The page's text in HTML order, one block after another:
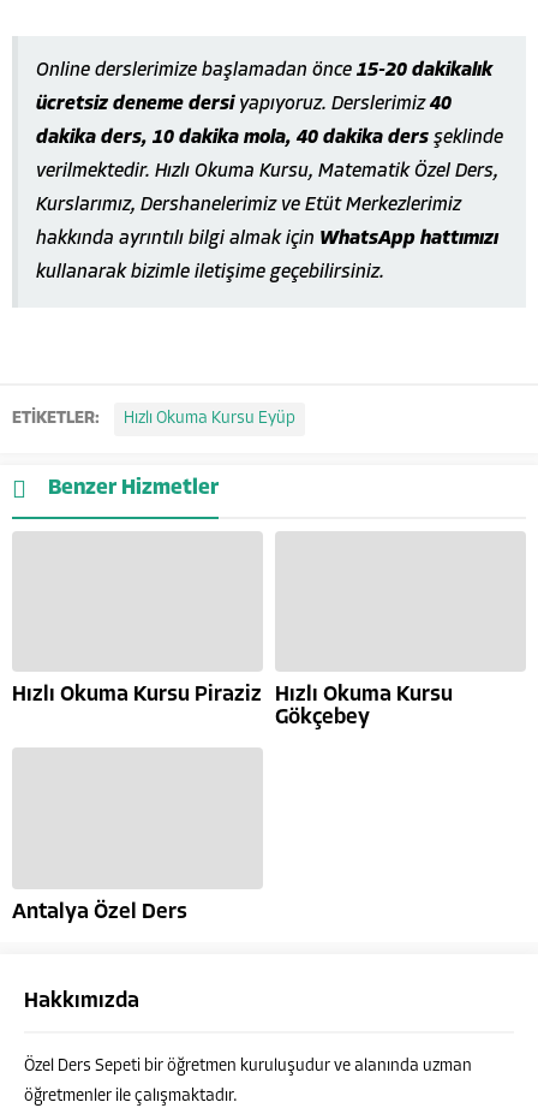
Online derslerimize başlamadan önce 15-20 dakikalık
ücretsiz deneme dersiyapıyoruz. Derslerimiz40
dakika ders, 10 dakika mola, 40 dakika ders şeklinde
verilmektedir. Hızlı Okuma Kursu, Matematik Özel Ders,
Kurslarımız, Dershanelerimiz ve Etüt Merkezlerimiz
hakkında ayrıntılı bilgi almak için WhatsApp hattımızı
kullanarak bizimle iletişime geçebilirsiniz.
ETİKETLER: Hızlı Okuma Kursu Eyüp
Benzer Hizmetler
Hızlı Okuma Kursu Piraziz
Hızlı Okuma Kursu
Gökçebey
Antalya Özel Ders
Hakkımızda
Özel Ders Sepeti bir öğretmen kuruluşudur ve alanında uzman
öğretmenler ile çalışmaktadır.